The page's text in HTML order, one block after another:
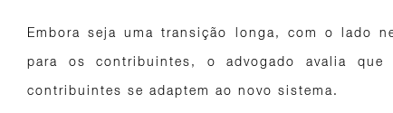
Embora seja uma transição longa, com o lado
para os contribuintes, o advogado avalia
contribuintes se adaptem ao novo sistema.